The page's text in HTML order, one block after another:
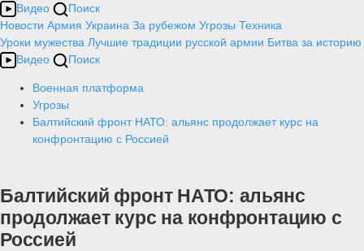
Видео
Поиск
Новости Армия Украина За рубежом Угрозы Техника
Уроки мужества Лучшие традиции русской армии Битва за историю
Видео
Поиск
Военная платформа
Угрозы
Балтийский фронт НАТО: альянс продолжает курс на
конфронтацию с Россией
Балтийский фронт НАТО: альянс
продолжает курс на конфронтацию с
Россией